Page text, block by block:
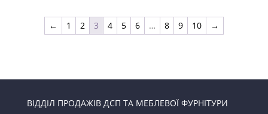
← 1 2 3 4 5 6 … 8 9 10 →
ВІДДІЛ ПРОДАЖІВ ДСП ТА МЕБЛЕВОЇ ФУРНІТУРИ